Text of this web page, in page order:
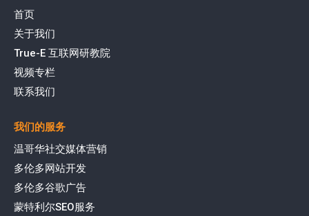
首页
关于我们
True-E 互联网研教院
视频专栏
联系我们
我们的服务
温哥华社交媒体营销
多伦多网站开发
多伦多谷歌广告
蒙特利尔SEO服务